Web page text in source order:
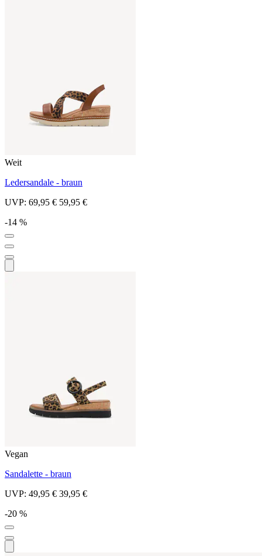
Weit
Ledersandale - braun
UVP: 69,95 € 59,95 €
-14 %
Vegan
Sandalette - braun
UVP: 49,95 € 39,95 €
-20 %